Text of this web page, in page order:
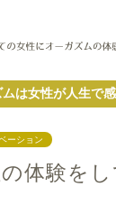
は女性が人生で
ーション
体験を